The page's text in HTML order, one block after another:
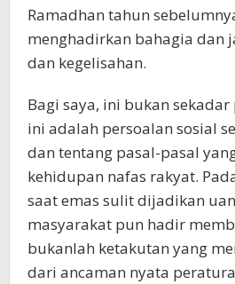
Ramadhan tahun
menghadirkan bahagia dan
dan kegelisahan.
Bagi saya, ini bukan
ini adalah persoalan sosial
dan tentang pasal-pasal
kehidupan nafas rakyat.
saat emas sulit dijadikan
masyarakat pun hadir
bukanlah ketakutan yang
dari ancaman nyata